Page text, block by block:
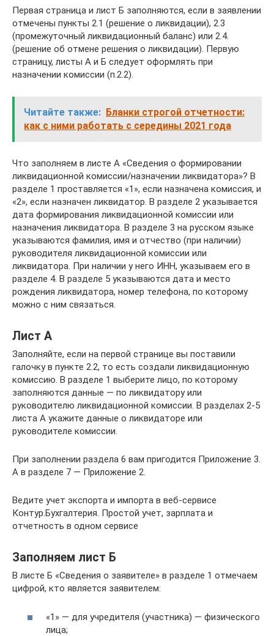
Первая страница и лист Б заполняются, если в заявлении
отмечены пункты 2.1 (решение о ликвидации), 2.3
(промежуточный ликвидационный баланс) или 2.4.
(решение об отмене решения о ликвидации). Первую
страницу, листы А и Б следует оформлять при
назначении комиссии (п.2.2).
Читайте также: Бланки строгой отчетности:
как с ними работать с середины 2021 года
Что заполняем в листе А «Сведения о формировании
ликвидационной комиссии/назначении ликвидатора»? В
разделе 1 проставляется «1», если назначена комиссия, и
«2», если назначен ликвидатор. В разделе 2 указывается
дата формирования ликвидационной комиссии или
назначения ликвидатора. В разделе 3 на русском языке
указываются фамилия, имя и отчество (при наличии)
руководителя ликвидационной комиссии или
ликвидатора. При наличии у него ИНН, указываем его в
разделе 4. В разделе 5 указываются дата и место
рождения ликвидатора, номер телефона, по которому
можно с ним связаться.
Лист А
Заполняйте, если на первой странице вы поставили
галочку в пункте 2.2, то есть создали ликвидационную
комиссию. В разделе 1 выберите лицо, по которому
заполняются данные — по ликвидатору или
руководителю ликвидационной комиссии. В разделах 2-5
листа А укажите данные о ликвидаторе или
руководителе комиссии.
При заполнении раздела 6 вам пригодится Приложение 3.
А в разделе 7 — Приложение 2.
Ведите учет экспорта и импорта в веб-сервисе
Контур.Бухгалтерия. Простой учет, зарплата и
отчетность в одном сервисе
Заполняем лист Б
В листе Б «Сведения о заявителе» в разделе 1 отмечаем
цифрой, кто является заявителем:
«1» — для учредителя (участника) — физического
лица;